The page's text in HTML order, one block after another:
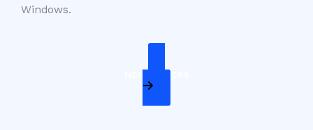
Windows.
Nos Services